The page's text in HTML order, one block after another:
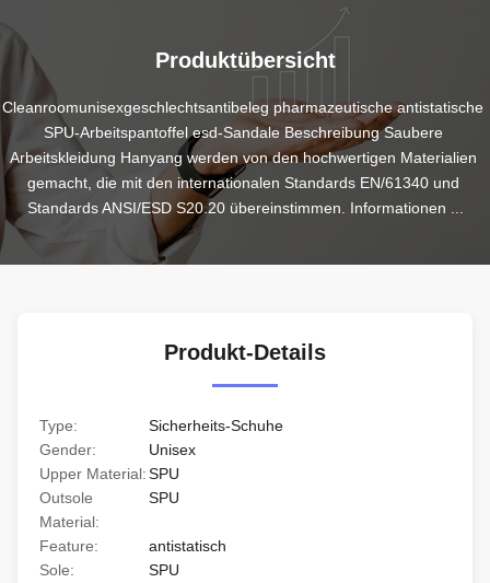
Produktübersicht
Cleanroomunisexgeschlechtsantibeleg pharmazeutische antistatische
SPU-Arbeitspantoffel esd-Sandale Beschreibung Saubere
Arbeitskleidung Hanyang werden von den hochwertigen Materialien
gemacht, die mit den internationalen Standards EN/61340 und
Standards ANSI/ESD S20.20 übereinstimmen. Informationen ...
Produkt-Details
Type:
Sicherheits-Schuhe
Gender:
Unisex
Upper Material:SPU
Outsole
Material:
SPU
Feature:
antistatisch
Sole:
SPU